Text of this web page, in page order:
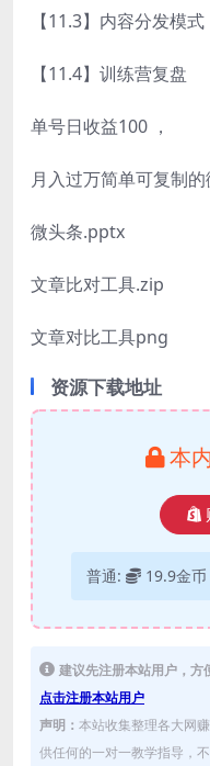
【11.3】内容分发模式
【11.4】训练营复盘
单号日收益100 ，
月入过万简单可复制
微头条.pptx
文章比对工具.zip
文章对比工具png
资源下载地址
本
普通: 19.9金币
建议先注册本站用户，方
点击注册本站用户
声明： 本站收集整理各大网
供任何的一对一教学指导，